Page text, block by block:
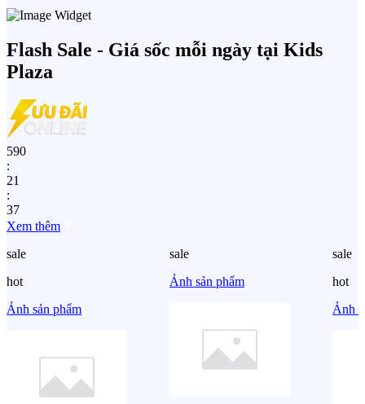
Flash Sale - Giá sốc mỗi ngày tại Kids
Plaza
590
:
21
:
37
Xem thêm
sale
hot
Ảnh sản phẩm
sale
Ảnh sản phẩm
sale
hot
Ảnh